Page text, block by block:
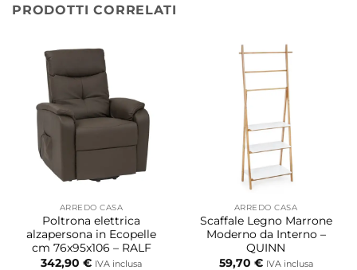
PRODOTTI CORRELATI
ARREDO CASA
Poltrona elettrica
alzapersona in Ecopelle
cm 76x95x106 – RALF
342,90 € IVA inclusa
ARREDO CASA
Scaffale Legno Marrone
Moderno da Interno –
QUINN
59,70 € IVA inclusa